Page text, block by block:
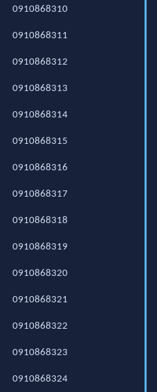
0910868310
0910868311
0910868312
0910868313
0910868314
0910868315
0910868316
0910868317
0910868318
0910868319
0910868320
0910868321
0910868322
0910868323
0910868324